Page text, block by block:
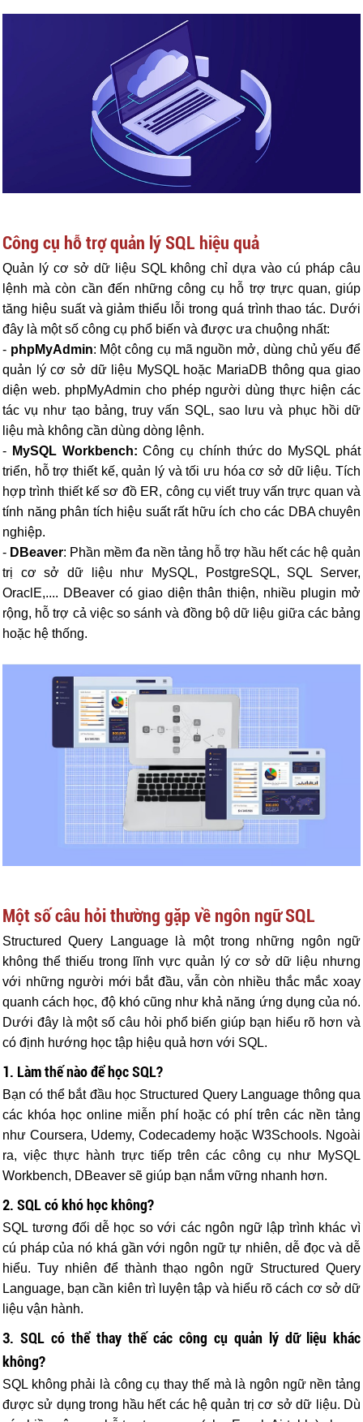
Công cụ hỗ trợ quản lý SQL hiệu quả
Quản lý cơ sở dữ liệu SQL không chỉ dựa vào cú pháp câu
lệnh mà còn cần đến những công cụ hỗ trợ trực quan, giúp
tăng hiệu suất và giảm thiểu lỗi trong quá trình thao tác. Dưới
đây là một số công cụ phổ biến và được ưa chuộng nhất:
- phpMyAdmin: Một công cụ mã nguồn mở, dùng chủ yếu để
quản lý cơ sở dữ liệu MySQL hoặc MariaDB thông qua giao
diện web. phpMyAdmin cho phép người dùng thực hiện các
tác vụ như tạo bảng, truy vấn SQL, sao lưu và phục hồi dữ
liệu mà không cần dùng dòng lệnh.
- MySQL Workbench: Công cụ chính thức do MySQL phát
triển, hỗ trợ thiết kế, quản lý và tối ưu hóa cơ sở dữ liệu. Tích
hợp trình thiết kế sơ đồ ER, công cụ viết truy vấn trực quan và
tính năng phân tích hiệu suất rất hữu ích cho các DBA chuyên
nghiệp.
- DBeaver: Phần mềm đa nền tảng hỗ trợ hầu hết các hệ quản
trị cơ sở dữ liệu như MySQL, PostgreSQL, SQL Server,
OraclE,.... DBeaver có giao diện thân thiện, nhiều plugin mở
rộng, hỗ trợ cả việc so sánh và đồng bộ dữ liệu giữa các bảng
hoặc hệ thống.
Một số câu hỏi thường gặp về ngôn ngữ SQL
Structured Query Language là một trong những ngôn ngữ
không thể thiếu trong lĩnh vực quản lý cơ sở dữ liệu nhưng
với những người mới bắt đầu, vẫn còn nhiều thắc mắc xoay
quanh cách học, độ khó cũng như khả năng ứng dụng của nó.
Dưới đây là một số câu hỏi phổ biến giúp bạn hiểu rõ hơn và
có định hướng học tập hiệu quả hơn với SQL.
1. Làm thế nào để học SQL?
Bạn có thể bắt đầu học Structured Query Language thông qua
các khóa học online miễn phí hoặc có phí trên các nền tảng
như Coursera, Udemy, Codecademy hoặc W3Schools. Ngoài
ra, việc thực hành trực tiếp trên các công cụ như MySQL
Workbench, DBeaver sẽ giúp bạn nắm vững nhanh hơn.
2. SQL có khó học không?
SQL tương đối dễ học so với các ngôn ngữ lập trình khác vì
cú pháp của nó khá gần với ngôn ngữ tự nhiên, dễ đọc và dễ
hiểu. Tuy nhiên để thành thạo ngôn ngữ Structured Query
Language, bạn cần kiên trì luyện tập và hiểu rõ cách cơ sở dữ
liệu vận hành.
3. SQL có thể thay thế các công cụ quản lý dữ liệu khác
không?
SQL không phải là công cụ thay thế mà là ngôn ngữ nền tảng
được sử dụng trong hầu hết các hệ quản trị cơ sở dữ liệu. Dù